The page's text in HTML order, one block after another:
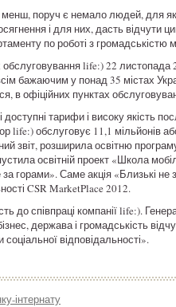
менш, поруч є немало людей, для
і для них, дасть
по роботі з громадськістю
life:) 22 листопада
бажаючим у понад 35 містах
в офіційних пунктах
тарифи і високу якість
обслуговує 11,1 мільйонів
звіт, розширила освітню
освітній проект «Школа
за горами». Саме акція «Близькі
CSR MarketPlace 2012.
до співпраці компанії life:).
держава і громадськість
відповідальності».
інтернату